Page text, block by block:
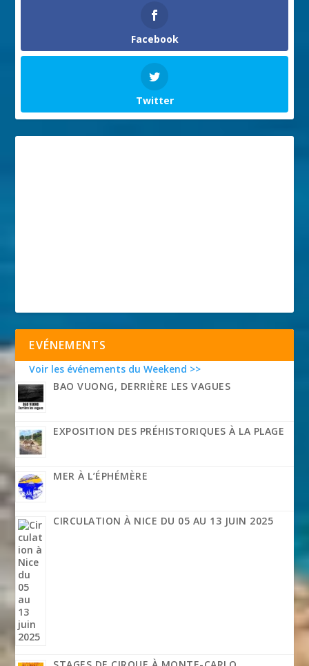
Facebook
Twitter
EVÉNEMENTS
Voir les événements du Weekend >>
BAO VUONG, DERRIÈRE LES VAGUES
EXPOSITION DES PRÉHISTORIQUES À LA PLAGE
MER À L’ÉPHÉMÈRE
CIRCULATION À NICE DU 05 AU 13 JUIN 2025